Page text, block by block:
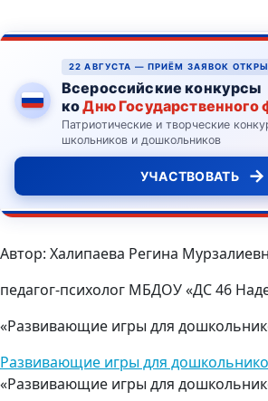
22 АВГУСТА — ПРИЁМ ЗАЯВОК
Всероссийские конкурсы
коДню Государственного
Патриотические и творческие
школьников и дошкольников
УЧАСТВОВАТЬ →
Автор: Халипаева Регина
педагог-психолог МБДОУ «ДС 46
«Развивающие игры для
Развивающие игры для
«Развивающие игры для